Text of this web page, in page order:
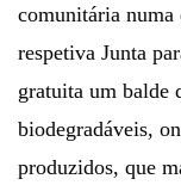
comunitária numa
respetiva Junta
gratuita um balde
biodegradáveis,
produzidos, que